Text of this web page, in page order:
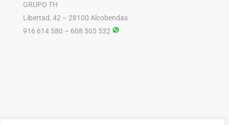
GRUPO TH
Libertad, 42 – 28100 Alcobendas
916 614 580 – 608 505 532